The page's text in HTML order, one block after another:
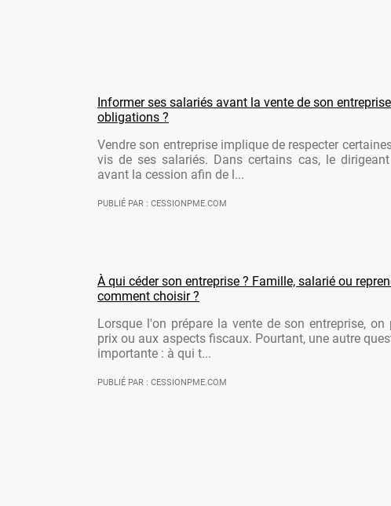
Informer ses salariés avant la vente de son
obligations ?
Vendre son entreprise implique de respecter
vis de ses salariés. Dans certains cas, le
avant la cession afin de l...
PUBLIÉ PAR : CESSIONPME.COM
À qui céder son entreprise ? Famille, salarié ou
comment choisir ?
Lorsque l'on prépare la vente de son entreprise, on
prix ou aux aspects fiscaux. Pourtant, une autre
importante : à qui t...
PUBLIÉ PAR : CESSIONPME.COM